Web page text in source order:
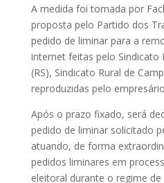
A medida foi tomada por
proposta pelo Partido dos
pedido de liminar para a
internet feitas pelo Sindicato
(RS), Sindicato Rural de
reproduzidas pelo
Após o prazo fixado, será
pedido de liminar solicitado
atuando, de forma
pedidos liminares em
eleitoral durante o regime